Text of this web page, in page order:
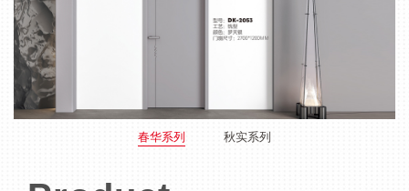
春华系列 秋实系列